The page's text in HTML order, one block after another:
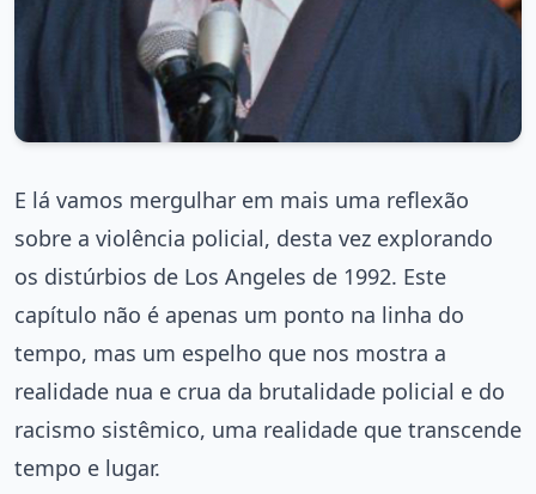
E lá vamos mergulhar em mais uma reflexão
sobre a violência policial, desta vez explorando
os distúrbios de Los Angeles de 1992. Este
capítulo não é apenas um ponto na linha do
tempo, mas um espelho que nos mostra a
realidade nua e crua da brutalidade policial e do
racismo sistêmico, uma realidade que transcende
tempo e lugar.